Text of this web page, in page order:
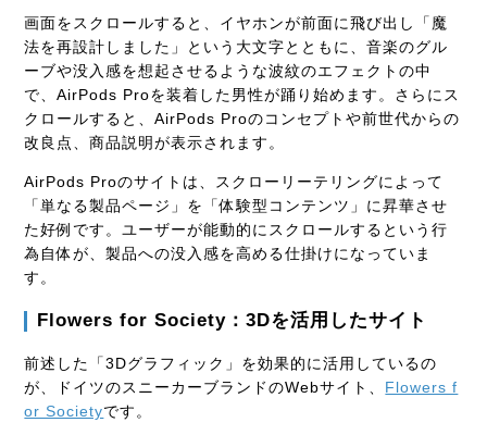
画面をスクロールすると、イヤホンが前面に飛び出し「魔
法を再設計しました」という大文字とともに、音楽のグル
ーブや没入感を想起させるような波紋のエフェクトの中
で、AirPods Proを装着した男性が踊り始めます。さらにス
クロールすると、AirPods Proのコンセプトや前世代からの
改良点、商品説明が表示されます。
AirPods Proのサイトは、スクローリーテリングによって
「単なる製品ページ」を「体験型コンテンツ」に昇華させ
た好例です。ユーザーが能動的にスクロールするという行
為自体が、製品への没入感を高める仕掛けになっていま
す。
Flowers for Society：3Dを活用したサイト
前述した「3Dグラフィック」を効果的に活用しているの
が、ドイツのスニーカーブランドのWebサイト、 Flowers f
or Societyです。